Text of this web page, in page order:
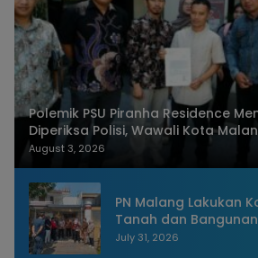
Polemik PSU Piranha Residence
Diperiksa Polisi, Wawali Kota
Dilaporkan
August 3, 2026
PN Malang Lakukan
Tanah dan
Kota Malang
July 31, 2026